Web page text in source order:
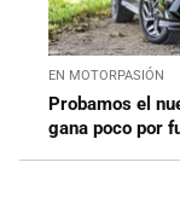
EN MOTORPASIÓN
Probamos el
gana poco por